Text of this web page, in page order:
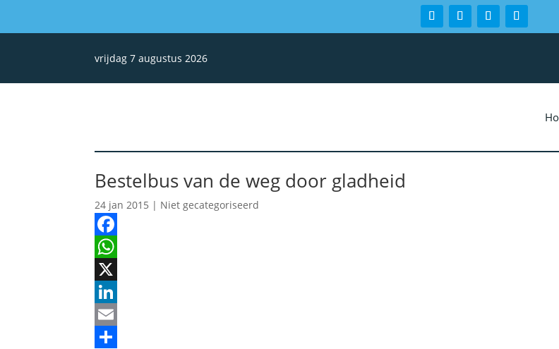
vrijdag 7 augustus 2026
Bestelbus van de weg door gladheid
24 jan 2015 | Niet gecategoriseerd
Facebook
WhatsApp
X
LinkedIn
Email